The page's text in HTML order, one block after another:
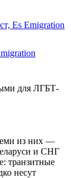
Es Emigration
из них —
и СНГ
транзитные
несут